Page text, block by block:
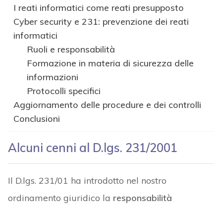
I reati informatici come reati presupposto
Cyber security e 231: prevenzione dei reati
informatici
Ruoli e responsabilità
Formazione in materia di sicurezza delle
informazioni
Protocolli specifici
Aggiornamento delle procedure e dei controlli
Conclusioni
Alcuni cenni al D.lgs. 231/2001
Il D.lgs. 231/01 ha introdotto nel nostro
ordinamento giuridico la responsabilità